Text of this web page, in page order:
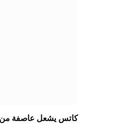
كاتس يشعل عاصفة من استوديو “القناة 14” العبرية: